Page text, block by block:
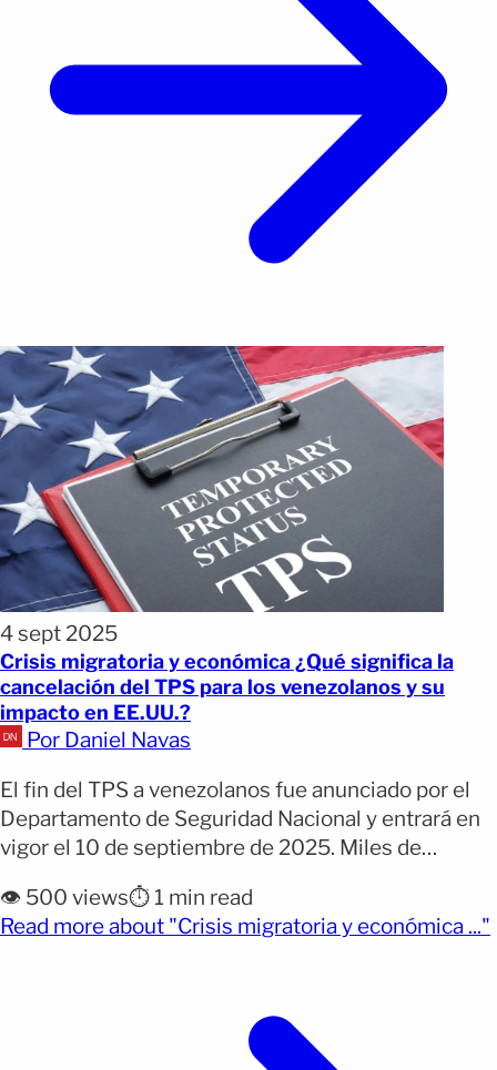
4 sept 2025
Crisis migratoria y económica ¿Qué significa la
cancelación del TPS para los venezolanos y su
impacto en EE.UU.?
Por Daniel Navas
El fin del TPS a venezolanos fue anunciado por el
Departamento de Seguridad Nacional y entrará en
vigor el 10 de septiembre de 2025. Miles de
aumentando el riesgo de deportación. Quienes
tenían TPS deberán abandonar EE.UU. o enfrentar
👁️ 500 views⏱️ 1 min read
Read more about "Crisis migratoria y económica ..."